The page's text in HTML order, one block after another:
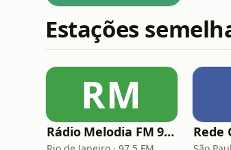
Estações
RM
Rádio Melodia FM 97,5 Rede